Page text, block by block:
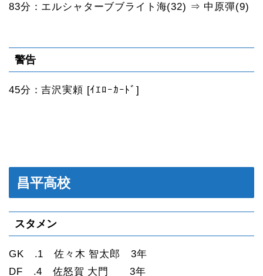
83分：エルシャターブブライト海(32) ⇒ 中原彈(9)
警告
45分：吉沢実頼 [ｲｴﾛｰｶｰﾄﾞ]
昌平高校
スタメン
GK .1 佐々木 智太郎 3年
DF .4 佐怒賀 大門 3年